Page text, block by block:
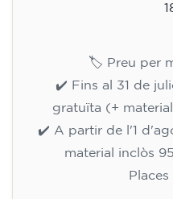
🏷️ Preu per
✔️ Fins al 31 de
gratuïta (+
✔️ A partir de l'1
material inclòs